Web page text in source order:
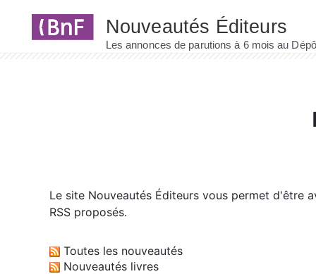
Le site Nouveautés Éditeurs vous permet d'être
RSS proposés.
Toutes les nouveautés
Nouveautés livres